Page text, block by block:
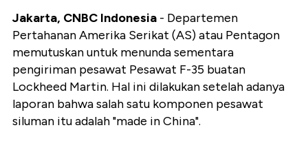
Jakarta, CNBC Indonesia - Departemen
Pertahanan Amerika Serikat (AS) atau Pentagon
memutuskan untuk menunda sementara
pengiriman pesawat Pesawat F-35 buatan
Lockheed Martin. Hal ini dilakukan setelah adanya
laporan bahwa salah satu komponen pesawat
siluman itu adalah "made in China".